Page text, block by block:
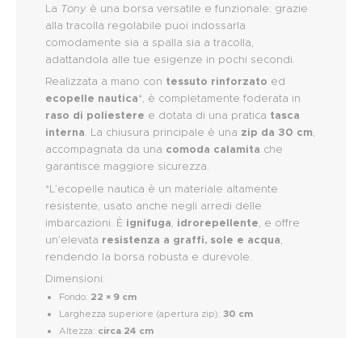
La Tony è una borsa versatile e funzionale: grazie
alla tracolla regolabile puoi indossarla
comodamente sia a spalla sia a tracolla,
adattandola alle tue esigenze in pochi secondi.
Realizzata a mano con tessuto rinforzato ed
ecopelle nautica*, è completamente foderata in
raso di poliestere e dotata di una pratica tasca
interna. La chiusura principale è una zip da 30 cm,
accompagnata da una comoda calamita che
garantisce maggiore sicurezza.
*L’ecopelle nautica è un materiale altamente
resistente, usato anche negli arredi delle
imbarcazioni. È ignifuga, idrorepellente, e offre
un’elevata resistenza a graffi, sole e acqua,
rendendo la borsa robusta e durevole.
Dimensioni:
Fondo: 22 × 9 cm
Larghezza superiore (apertura zip):30 cm
Altezza: circa 24 cm